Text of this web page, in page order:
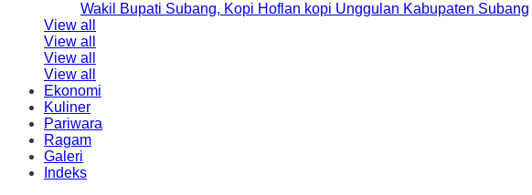
Wakil Bupati Subang, Kopi Hoflan kopi Unggulan Kabupaten Subang
View all
View all
View all
View all
Ekonomi
Kuliner
Pariwara
Ragam
Galeri
Indeks